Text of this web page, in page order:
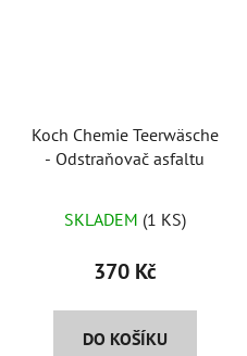
Koch Chemie Teerwäsche
- Odstraňovač asfaltu
SKLADEM (1 KS)
370 Kč
DO KOŠÍKU